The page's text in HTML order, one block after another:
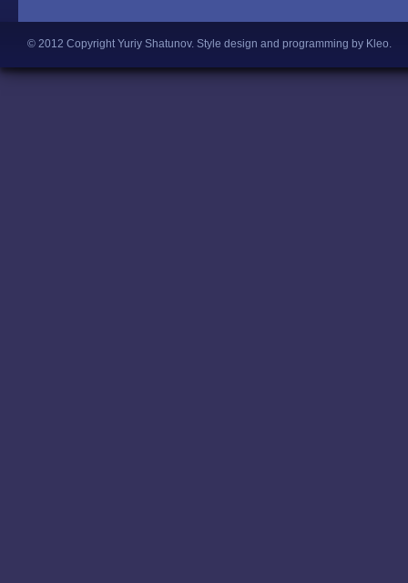
© 2012 Copyright Yuriy Shatunov. Style design and programming by Kleo.